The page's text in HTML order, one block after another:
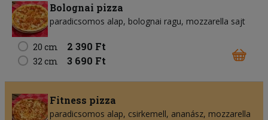
Bolognai pizza
paradicsomos alap bolognai ragu mozzarella sajt
20 cm 2 390 Ft
32 cm 3 690 Ft
Fitness pizza
paradicsomos alap csirkemell ananász mozzarella